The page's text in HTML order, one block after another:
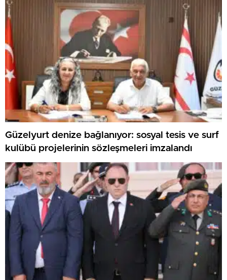
Güzelyurt denize bağlanıyor: sosyal tesis ve surf
kulübü projelerinin sözleşmeleri imzalandı